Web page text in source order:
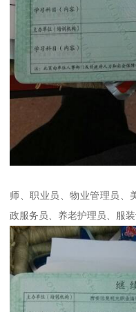
师、职业员、物业管理员、
政服务员、养老护理员、服